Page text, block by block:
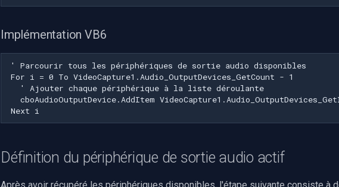
Implémentation VB6
Définition du périphérique de sortie audio actif